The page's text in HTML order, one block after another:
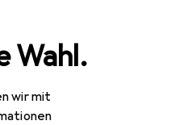
Wahl.
wir mit